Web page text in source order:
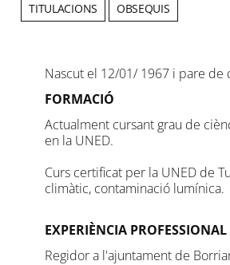
TITULACIONS
OBSEQUIS
Nascut el 12/01/ 1967 i pare de
FORMACIÓ
Actualment cursant grau de
en la UNED.
Curs certificat per la UNED de
climàtic, contaminació lumínica.
EXPERIÈNCIA PROFESSIONAL
Regidor a l'ajuntament de